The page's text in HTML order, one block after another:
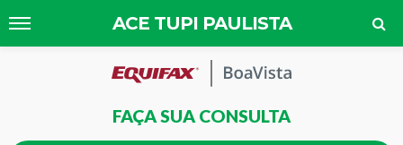
ACE TUPI PAULISTA
FAÇA SUA CONSULTA